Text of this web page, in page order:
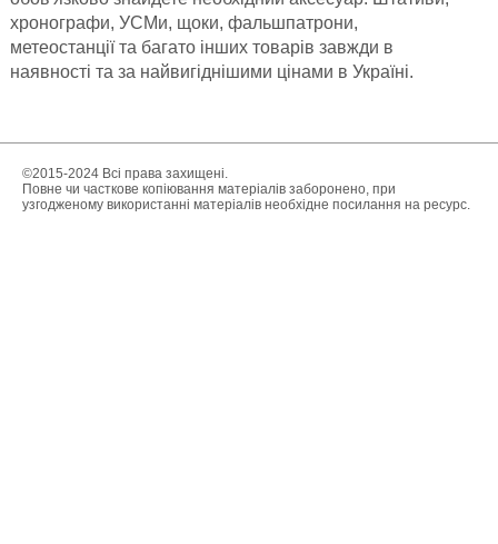
хронографи, УСМи, щоки, фальшпатрони,
метеостанції та багато інших товарів завжди в
наявності та за найвигіднішими цінами в Україні.
©2015-2024 Всі права захищені.
Повне чи часткове копіювання матеріалів заборонено, при
узгодженому використанні матеріалів необхідне посилання на ресурс.